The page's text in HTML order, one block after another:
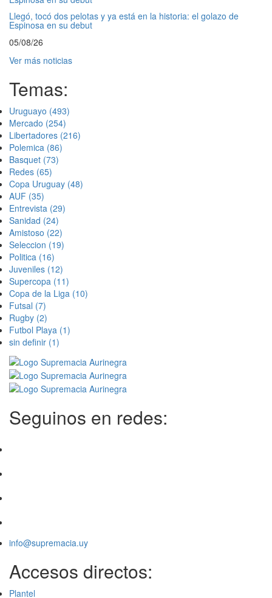
Llegó, tocó dos pelotas y ya está en la historia: el golazo de
Espinosa en su debut
05/08/26
Ver más noticias
Temas:
Uruguayo (493)
Mercado (254)
Libertadores (216)
Polemica (86)
Basquet (73)
Redes (65)
Copa Uruguay (48)
AUF (35)
Entrevista (29)
Sanidad (24)
Amistoso (22)
Seleccion (19)
Politica (16)
Juveniles (12)
Supercopa (11)
Copa de la Liga (10)
Futsal (7)
Rugby (2)
Futbol Playa (1)
sin definir (1)
Seguinos en redes:
info@supremacia.uy
Accesos directos:
Plantel